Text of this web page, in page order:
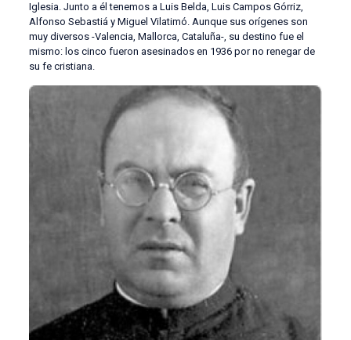
Iglesia. Junto a él tenemos a Luis Belda, Luis Campos Górriz,
Alfonso Sebastiá y Miguel Vilatimó. Aunque sus orígenes son
muy diversos -Valencia, Mallorca, Cataluña-, su destino fue el
mismo: los cinco fueron asesinados en 1936 por no renegar de
su fe cristiana.